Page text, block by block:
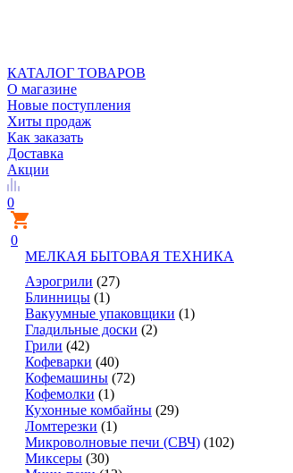
КАТАЛОГ ТОВАРОВ
О магазине
Новые поступления
Хиты продаж
Как заказать
Доставка
Акции
0
0
МЕЛКАЯ БЫТОВАЯ ТЕХНИКА
Аэрогрили (27)
Блинницы (1)
Вакуумные упаковщики (1)
Гладильные доски (2)
Грили (42)
Кофеварки (40)
Кофемашины (72)
Кофемолки (1)
Кухонные комбайны (29)
Ломтерезки (1)
Микроволновые печи (СВЧ) (102)
Миксеры (30)